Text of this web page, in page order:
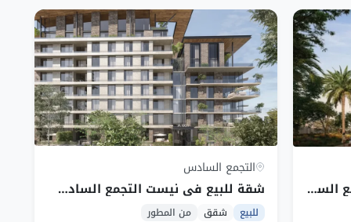
شقة للبيع في زيد إيست التجمع السادس بمساحة 145 م² وقسط 153,074 ج.م
التجمع السادس
شقة للبيع في نيست التجمع السادس بمساحة 165 م² وقسط 55,625 ج.م
للبيع شقق من المطور